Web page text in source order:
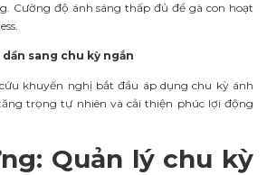
Cường độ ánh sáng thấp đủ để gà con hoạt
dần sang chu kỳ ngắn
khuyến nghị bắt đầu áp dụng chu kỳ ánh
trọng tự nhiên và cải thiện phúc lợi động
Quản lý chu kỳ